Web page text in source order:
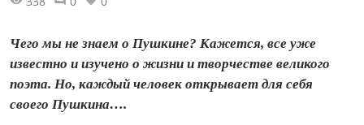
Чего мы не знаем о Пушкине? Кажется, все уже
известно и изучено о жизни и творчестве великого
поэта. Но, каждый человек открывает для себя
своего Пушкина….